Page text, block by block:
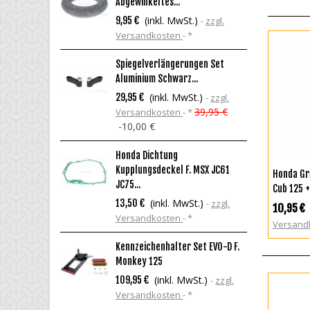
9,95 € (inkl. MwSt.)
zzgl.
Versandkosten
*
Spiegelverlängerungen Set
Aluminium Schwarz...
29,95 € (inkl. MwSt.)
zzgl.
Versandkosten
*39,95 €
-10,00 €
Honda Dichtung
Kupplungsdeckel F. MSX JC61
JC75...
13,50 € (inkl. MwSt.)
zzgl.
Versandkosten
*
Kennzeichenhalter Set EVO-D F.
Monkey 125
109,95 € (inkl. MwSt.)
zzgl.
Versandkosten
*
Honda
Cub 125
10,95 €